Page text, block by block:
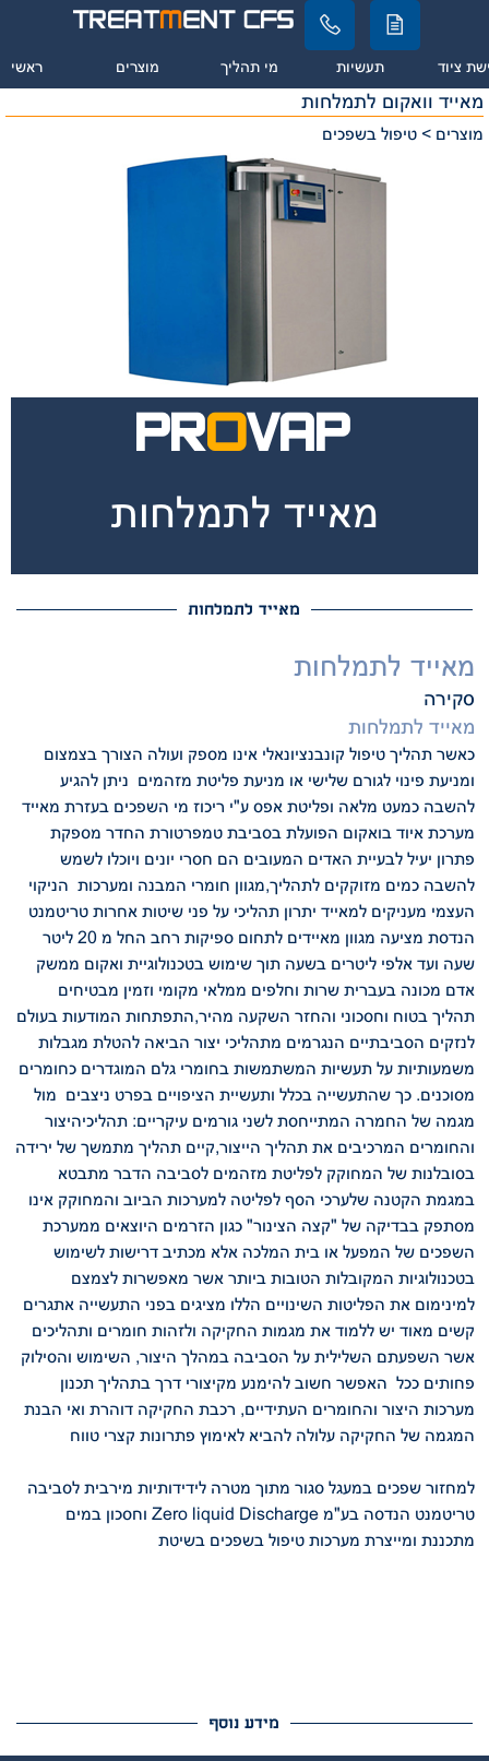
ראשי מוצרים מי תהליך תעשיות ציוד
מאייד וואקום לתמלחות
מוצרים > טיפול בשפכים
PROVAP
מאייד לתמלחות
מאייד לתמלחות
מאייד לתמלחות
סקירה
מאייד לתמלחות
כאשר תהליך טיפול קונבנציונאלי אינו מספק ועולה הצורך בצמצום
ומניעת פינוי לגורם שלישי או מניעת פליטת מזהמים ניתן להגיע
להשבה כמעט מלאה ופליטת אפס ע"י ריכוז מי השפכים בעזרת מאייד
מערכת איוד בואקום הפועלת בסביבת טמפרטורת החדר מספקת
פתרון יעיל לבעיית האדים המעובים הם חסרי יונים ויוכלו לשמש
להשבה כמים מזוקקים לתהליך,מגוון חומרי המבנה ומערכות הניקוי
העצמי מעניקים למאייד יתרון תהליכי על פני שיטות אחרות טריטמנט
הנדסת מציעה מגוון מאיידים לתחום ספיקות רחב החל מ 20 ליטר
שעה ועד אלפי ליטרים בשעה תוך שימוש בטכנולוגיית ואקום ממשק
אדם מכונה בעברית שרות וחלפים ממלאי מקומי וזמין מבטיחים
תהליך בטוח וחסכוני והחזר השקעה מהיר,התפתחות המודעות בעולם
לנזקים הסביבתיים הנגרמים מתהליכי יצור הביאה להטלת מגבלות
משמעותיות על תעשיות המשתמשות בחומרי גלם המוגדרים כחומרים
מסוכנים. כך שהתעשייה בכלל ותעשיית הציפויים בפרט ניצבים מול
מגמה של החמרה המתייחסת לשני גורמים עיקריים: תהליכיהיצור
והחומרים המרכיבים את תהליך הייצור,קיים תהליך מתמשך של ירידה
בסובלנות של המחוקק לפליטת מזהמים לסביבה הדבר מתבטא
במגמת הקטנה שלערכי הסף לפליטה למערכות הביוב והמחוקק אינו
מסתפק בבדיקה של "קצה הצינור" כגון הזרמים היוצאים ממערכת
השפכים של המפעל או בית המלכה אלא מכתיב דרישות לשימוש
בטכנולוגיות המקובלות הטובות ביותר אשר מאפשרות לצמצם
למינימום את הפליטות השינויים הללו מציגים בפני התעשייה אתגרים
קשים מאוד יש ללמוד את מגמות החקיקה ולזהות חומרים ותהליכים
אשר השפעתם השלילית על הסביבה במהלך היצור, השימוש והסילוק
פחותים ככל האפשר חשוב להימנע מקיצורי דרך בתהליך תכנון
מערכות היצור והחומרים העתידיים, רכבת החקיקה דוהרת ואי הבנת
המגמה של החקיקה עלולה להביא לאימוץ פתרונות קצרי טווח
למחזורשפכים במעגל סגור מתוך מטרה לידידותיות מירבית לסביבה
וחסכון במים Zero liquid Discharge טריטמנט הנדסה בע"מ
מתכננת ומייצרת מערכות טיפול בשפכים בשיטת
מידע נוסף